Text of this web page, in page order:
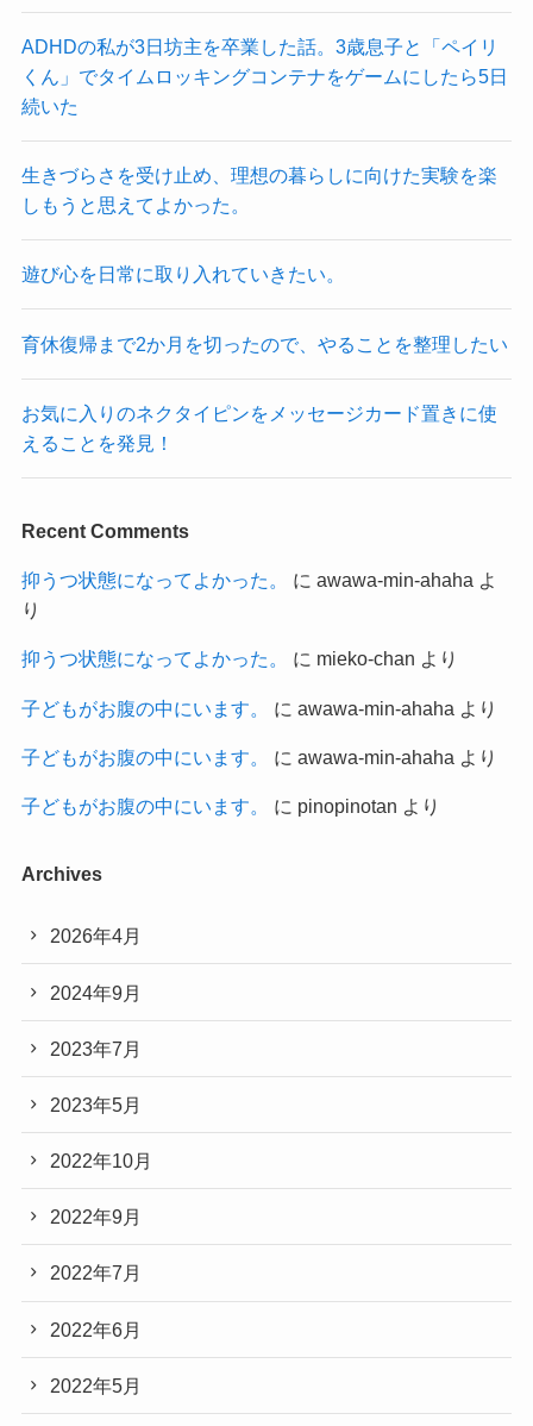
ADHDの私が3日坊主を卒業した話。3歳息子と「ペイリ
くん」でタイムロッキングコンテナをゲームにしたら5日
続いた
生きづらさを受け止め、理想の暮らしに向けた実験を楽
しもうと思えてよかった。
遊び心を日常に取り入れていきたい。
育休復帰まで2か月を切ったので、やることを整理したい
お気に入りのネクタイピンをメッセージカード置きに使
えることを発見！
Recent Comments
抑うつ状態になってよかった。 に awawa-min-ahaha よ
り
抑うつ状態になってよかった。 に mieko-chan より
子どもがお腹の中にいます。 に awawa-min-ahaha より
子どもがお腹の中にいます。 に awawa-min-ahaha より
子どもがお腹の中にいます。 に pinopinotan より
Archives
2026年4月
2024年9月
2023年7月
2023年5月
2022年10月
2022年9月
2022年7月
2022年6月
2022年5月